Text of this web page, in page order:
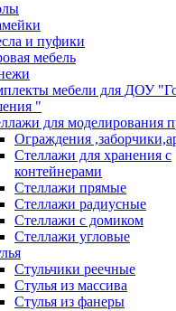
и пуфики
мебель
мебели для ДОУ
"
для моделирования
Ограждения
Стеллажи для хранения с
контейнерами
Стеллажи прямые
Стеллажи радиусные
Стеллажи с домиком
Стеллажи угловые
Стульчики реечные
Стулья из массива
Стулья из фанеры